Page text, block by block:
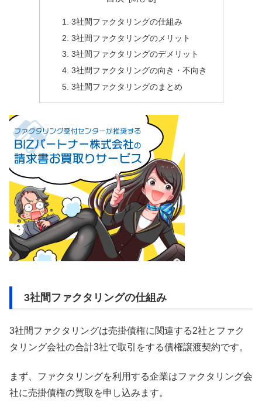
3社間ファクタリングの仕組み
3社間ファクタリングのメリット
3社間ファクタリングのデメリット
3社間ファクタリングの向き・不向き
3社間ファクタリングのまとめ
3社間ファクタリングの仕組み
3社間ファクタリングは売掛債権に関連する2社とファク
タリング会社の合計3社で取引をする債権譲渡契約です。
まず、ファクタリングを利用する企業はファクタリング会
社に売掛債権の買取を申し込みます。